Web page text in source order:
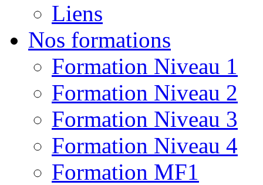
Liens
Nos formations
Formation Niveau 1
Formation Niveau 2
Formation Niveau 3
Formation Niveau 4
Formation MF1